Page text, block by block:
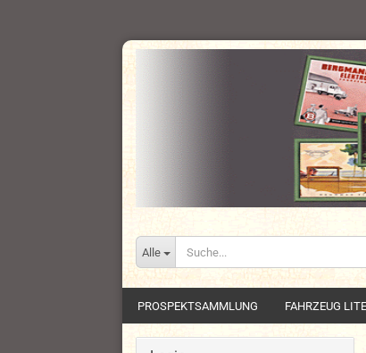
Alle
PROSPEKTSAMMLUNG FAHRZEUG